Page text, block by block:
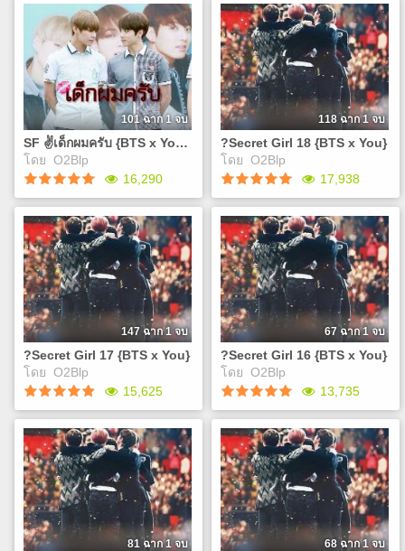
Eric Nam ? Interview
SEVENTEEN - Mansae
SISTAR - Naughty Hands
INFINITE - Love Letter
SUHYUN (AKMU) - BEST
FRIEND AKMU - RE-BYE HI
SUHYUN - I'M DIFFERENT
Jessi - My Romeo Jessica &
Krystal - Butterfly Exo ? xoxo
BTS - Tomorrow Romantico
https://www.youtube.com/watch?
v=3hKi3Yb4tNs
& Zia - I Need You INFINITE
- Bad INFINITE - Destiny
VICTON – UNBELIEVABLE
VICTON - I'm fine BTS -
Spine Breaker BTS - Where
Did You Come From Suga -
First Love MOMOLAND -
BBoom BBoom (Piano
Cover) Exo – Peter Pan Exo
– The eve Exo - 3.6.5.
Go EXO-K - Lucky
32 JUNGKOOK - Only Then
NCT 127 ? TOUCH Wu Yi
Fan - Time Boils the Rain
NCT U - Don't Stop NCT U ?
BOSS Lasse Lindh - Hush
APRIL ? The Blue Bird BTS -
Dead Leaves BTS - Outro:
Propose BTS - You Never
Walk Alone BTS - Blood
Sweat & Tears BTS - Not
Today EXO-CBX - Ka-
CHING! Exo ? overdose
YongHwa - See My Eyes
Apink - So Long MJ (?????)
- ? ??, ?? ????
https://www.youtube.com/watch?
v=qi1uf0iUCuY MJ (?????) -
??, ? ????
https://www.youtube.com/watch?
v=gTQfx3ZBruw MJ (?????)
- ??? ??
https://www.youtube.com/watch?
v=zYWx9OUSBiA MJ
https://www.youtube.com/watch?
v=yuIvyNmFlcA
https://www.youtube.com/
v=ne57iwBIn1Y 10cm - My
Eyes Piano Cover
https://www.youtube.com/
v=WUWc4HlGz0M 10cm -
My Eyes (Piano Cover)
https://www.youtube.com/
v=WUWc4HlGz0M RM&V
BTS - 4 O'CLOCK
Sugarbowl ? Trustfall (feat.
Lovey)
https://www.youtube.com/
v=GxnhMw28KPM 92914 -
Okinawa MJ (?????) - ?? ??
(feat. Mellow)
https://www.youtube.com/
v=sdW2I2IaDrg JeA - You're
Different (With Ra.D) V&Jin
of BTS(?????) - Even If I
Die, It's You Jung Joon Yung
- Where Are U (W OST) Who
R U - Missed Call Gummy -
You Are My Everything
OST SORAN - ?? ???
https://www.youtube.com/
v=fRPpDJwzJgU j-hope -
Daydream (???) MJ (?????)
- First Love (Feat. Song Ha
Yea) BTS - Good Day so soo
bin - honestly Exo-M -
Overdose
?Secret Girl 20 {BTS x
You}
เคยสงสัยกันไหมว่าทำไม
พวกเขาถึงได้มีหน้าตาที่ดูดีเกิน
มนุษย์แบบนี้? แล้วถ้าพวกเขา
ถูกสาปล่ะ 'คุณ'จะช่วยพวกเขา
ถอนคำสาปดั่งโฉมงามกับเจ้า
ชายอสูรได้หรือไม่ เอ..แต่แค่
จุมพิตแล้วถอนคำสาปได้ มันก็
ง่ายไปไหม J
?Secret Girl 19 {BTS x
You}
เคยสงสัยกันไหมว่าทำไม
พวกเขาถึงได้มีหน้าตาที่ดูดีเกิน
มนุษย์แบบนี้? แล้วถ้าพวกเขา
ถูกสาปล่ะ 'คุณ'จะช่วยพวกเขา
ถอนคำสาปดั่งโฉมงามกับเจ้า
ชายอสูรได้หรือไม่ เอ..แต่แค่
จุมพิตแล้วถอนคำสาปได้ มันก็
ง่ายไปไหม J
SF ✌เด็กผมครับ {BTS x You} (Valentine Project)
โดย O2Blp
101 ฉาก 1 จบ
16,290
SF ✌เด็กผมครับ {BTS x You}
(Valentine Project)
ถ้า'คุณ'เลือกเองได้
'คุณ'จะเลือกใครในพวกเขา 2
คนพี่น้อง การแสดงออกของ
ความรักที่แตกต่างกันของพวก
เขา การแสดงออกของความ
รักระหว่างพี่กับน้อง สุดท้าย
แล้วใครจะได้หัวใจ'คุณ'เป็น
ครอง (อยากให้เล่นของตอนจบ
ทั้งสองคนเลย จริงๆเรื่องนี้เป็น
โปรเจควันวาเลนไทน์ แต่ด้วย
ไรท์ติดภารกิจเยอะแยะ เลย
ทำให้ลงไม่ทัน ยังไงก็ถือซะว่า
เป็นเดือนแห่งความรักละกัน)
?Secret Girl 18 {BTS x You}
โดย O2Blp
118 ฉาก 1 จบ
17,938
?Secret Girl 18 {BTS x
You}
เคยสงสัยกันไหมว่าทำไม
พวกเขาถึงได้มีหน้าตาที่ดูดีเกิน
มนุษย์แบบนี้? แล้วถ้าพวกเขา
ถูกสาปล่ะ 'คุณ'จะช่วยพวกเขา
ถอนคำสาปดั่งโฉมงามกับเจ้า
ชายอสูรได้หรือไม่ เอ..แต่แค่
จุมพิตแล้วถอนคำสาปได้ มันก็
ง่ายไปไหม J
https://www.tunwalai.com/
cut-ep18-visual-novel-
28
?Secret Girl 17 {BTS x You}
โดย O2Blp
147 ฉาก 1 จบ
15,625
?Secret Girl 17 {BTS x
You}
เคยสงสัยกันไหมว่าทำไม
พวกเขาถึงได้มีหน้าตาที่ดูดีเกิน
มนุษย์แบบนี้? แล้วถ้าพวกเขา
ถูกสาปล่ะ 'คุณ'จะช่วยพวกเขา
ถอนคำสาปดั่งโฉมงามกับเจ้า
?Secret Girl 16 {BTS x You}
โดย O2Blp
67 ฉาก 1 จบ
13,735
?Secret Girl 16 {BTS x
You}
เคยสงสัยกันไหมว่าทำไม
พวกเขาถึงได้มีหน้าตาที่ดูดีเกิน
มนุษย์แบบนี้? แล้วถ้าพวกเขา
ถูกสาปล่ะ 'คุณ'จะช่วยพวกเขา
ถอนคำสาปดั่งโฉมงามกับเจ้า
81 ฉาก 1 จบ 68 ฉาก 1 จบ